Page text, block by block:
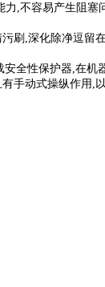
,不容易产生阻塞
刷,深化除净逗留
全性保护器,在机
手动式操纵作用,